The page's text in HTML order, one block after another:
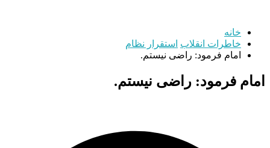
خانه
خاطرات انقلاب استقرار نظام
امام فرمود: راضی نیستم.
امام فرمود: راضی نیستم.